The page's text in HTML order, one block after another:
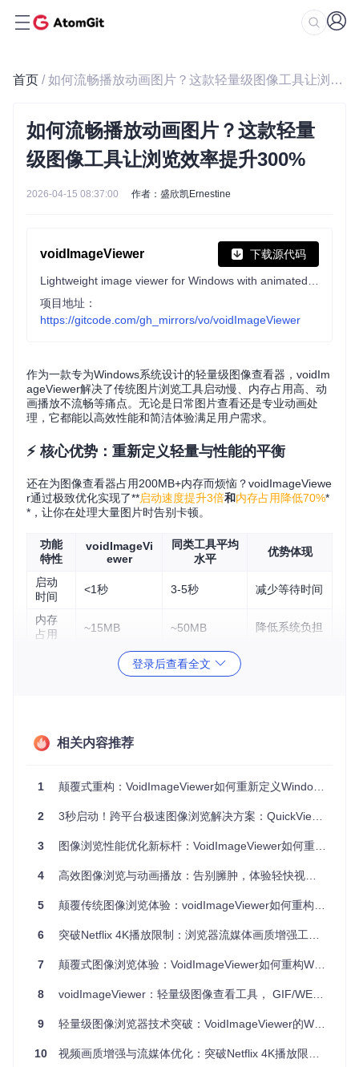
首页 / 如何流畅播放动画图片？这款轻量级图像工具让浏览效率提升300%
如何流畅播放动画图片？这款轻量
级图像工具让浏览效率提升300%
2026-04-15 08:37:00 作者：盛欣凯Ernestine
voidImageViewer 下载源代码
项目地址：
https://gitcode.com/gh_mirrors/vo/voidImageViewer
作为一款专为Windows系统设计的轻量级图像查看器，voidIm
ageViewer解决了传统图片浏览工具启动慢、内存占用高、动
画播放不流畅等痛点。无论是日常图片查看还是专业动画处
理，它都能以高效性能和简洁体验满足用户需求。
⚡ 核心优势：重新定义轻量与性能的平衡
还在为图像查看器占用200MB+内存而烦恼？voidImageViewe
r通过极致优化实现了**启动速度提升3倍和内存占用降低70%*
*，让你在处理大量图片时告别卡顿。
功能
特性
voidImageVi
ewer
同类工具平均
水平
优势体现
启动
时间
<1秒 3-5秒 减少等待时间
内存
占用
~15MB ~50MB 降低系统负担
精确到帧 丢帧/延迟
🎯 适用场景：从日常浏览到专业工作流
设计师场景：动画帧精确校对
果。传统工具常出现帧同步错误，而voidImageViewer的**毫
计稿交付效率。
开发者场景：资源文件快速预览
在开发包含大量图像资源的应用时，开发者需要快速验证不同
格式图片的显示效果。该工具支持的**
多格式即时解码
**，让
开发者无需安装多个专业软件即可完成资源检查。
图：使用voidImageViewer查看的高分辨率WEBP全景图像，
🔍 技术亮点：用户可感知的性能提升
采用优化的图像解码引擎，实现**大图片加载速度提升200%
登录后查看全文
相关内容推荐
1 颠覆式重构：VoidImageViewer如何重新定义Windows图像浏览体验
2 3秒启动！跨平台极速图像浏览解决方案：QuickViewer全面评测
3 图像浏览性能优化新标杆：VoidImageViewer如何重塑数字图像体验
4 高效图像浏览与动画播放：告别臃肿，体验轻快视觉享受
5 颠覆传统图像浏览体验：voidImageViewer如何重构Windows图像查看范式
6 突破Netflix 4K播放限制：浏览器流媒体画质增强工具全解析
7 颠覆式图像浏览体验：VoidImageViewer如何重构Windows图像查看范式
8 voidImageViewer：轻量级图像查看工具， GIF/WEBP 动画支持
9 轻量级图像浏览器技术突破：VoidImageViewer的WebP与Mipmap优化实践
10 视频画质增强与流媒体优化：突破Netflix 4K播放限制的浏览器扩展工具